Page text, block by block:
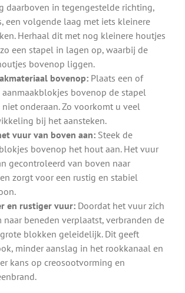
daarboven in tegengestelde richting,
een volgende laag met iets kleinere
Herhaal dit met nog kleinere houtjes
een stapel in lagen op, waarbij de
bovenop liggen.
bovenop:Plaats een of
aanmaakblokjes bovenop de stapel
onderaan. Zo voorkomt u veel
bij het aansteken.
vuur van boven aan:Steek de
bovenop het hout aan. Het vuur
gecontroleerd van boven naar
zorgt voor een rustig en stabiel
en rustiger vuur:Doordat het vuur zich
naar beneden verplaatst, verbranden de
blokken geleidelijk. Dit geeft
minder aanslag in het rookkanaal en
kans op creosootvorming en